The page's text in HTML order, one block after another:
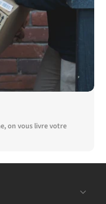
on vous livre votre